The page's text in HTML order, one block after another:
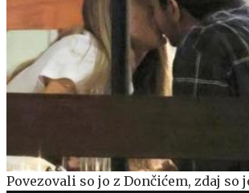
Povezovali so jo z Dončićem, zdaj so